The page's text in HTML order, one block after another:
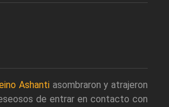
Ashantiasombraron y atrajeron
de entrar en contacto con